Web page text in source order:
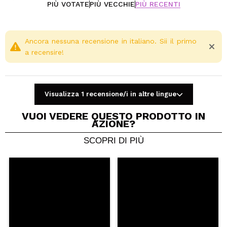
PIÙ VOTATEPIÙ VECCHIEPIÙ RECENTI
Condividi un video o una foto
Il tuo video potrebbe essere il primo. Immaginalo...
Ancora nessuna recensione in italiano. Sii il primo
a recensire!
Visualizza 1 recensione/i in altre lingue
VUOI VEDERE QUESTO PRODOTTO IN
AZIONE?
SCOPRI DI PIÙ